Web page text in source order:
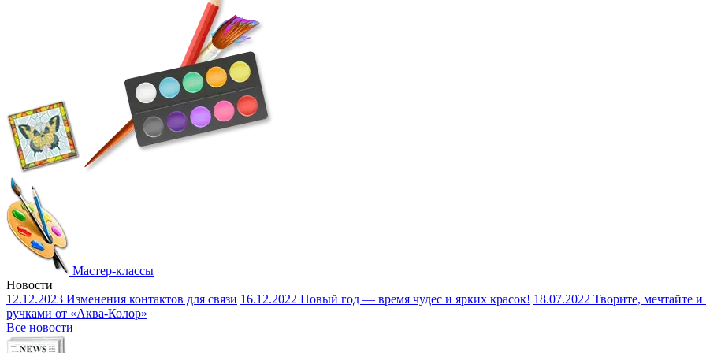
Мастер-классы
Новости
12.12.2023 Изменения контактов для связи 16.12.2022 Новый год — время чудес и ярких красок! 18.07.2022 Творите, мечтайте
ручками от «Аква-Колор»
Все новости